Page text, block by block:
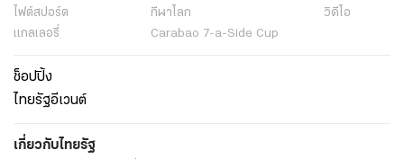
ไฟต์สปอร์ต
กีฬาโลก
วิดีโอ
แกลเลอรี่
Carabao 7-a-Side Cup
ช็อปปิ้ง
ไทยรัฐอีเวนต์
เกี่ยวกับไทยรัฐ